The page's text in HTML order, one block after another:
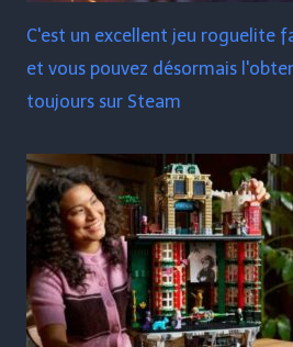
C'est un excellent jeu roguelite
et vous pouvez désormais
toujours sur Steam